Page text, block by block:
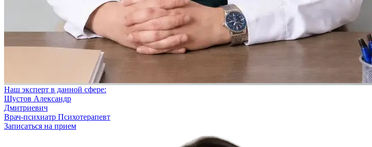
Наш эксперт в данной сфере:
Шустов Александр
Дмитриевич
Врач-психиатр Психотерапевт
Записаться на прием